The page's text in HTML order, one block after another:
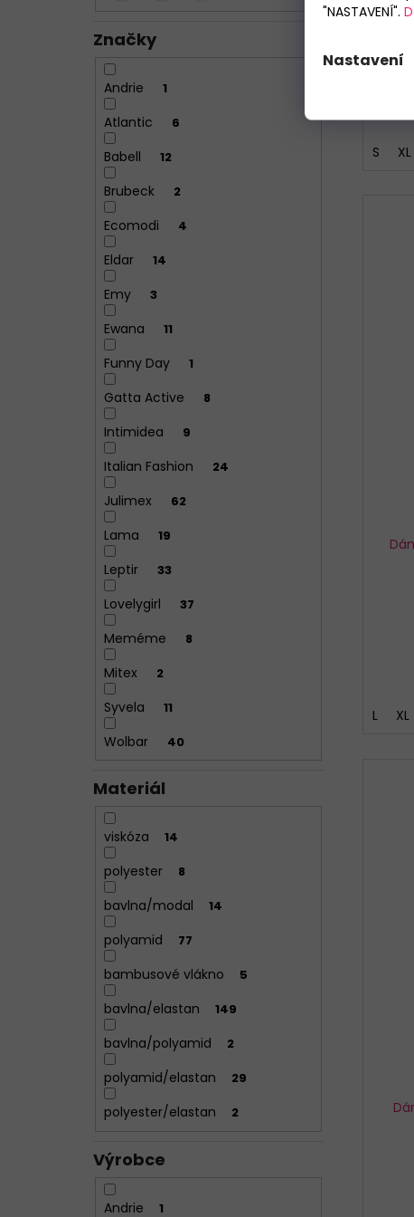
"NASTAVENÍ".
Nastavení
Značky
Andrie 1
Atlantic 6
Babell 12
Brubeck 2
Ecomodi 4
Eldar 14
Emy 3
Ewana 11
Funny Day 1
Gatta Active 8
Intimidea 9
Italian Fashion 24
Julimex 62
Lama 19
Leptir 33
Lovelygirl 37
Meméme 8
Mitex 2
Syvela 11
Wolbar 40
Materiál
viskóza 14
polyester 8
bavlna/modal 14
polyamid 77
bambusové vlákno 5
bavlna/elastan 149
bavlna/polyamid 2
polyamid/elastan 29
polyester/elastan 2
Výrobce
Andrie 1
S XL
L XL